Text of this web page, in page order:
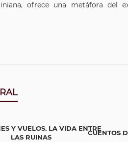
ofrece una metáfora del
Y VUELOS. LA VIDA ENTRE
LAS RUINAS
CUENTOS